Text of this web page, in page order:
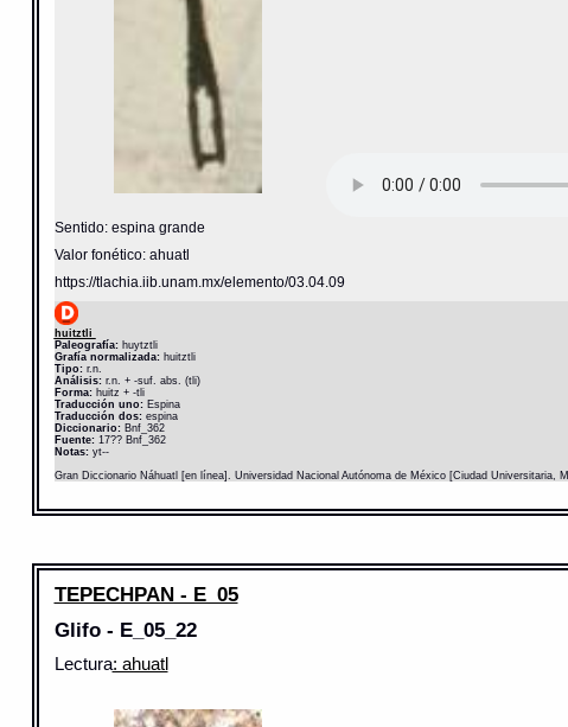
Sentido: espina grande
Valor fonético: ahuatl
https://tlachia.iib.unam.mx/elemento/03.04.09
huitztli
Paleografía:huytztli
Grafía normalizada:huitztli
Tipo:r.n.
Análisis:r.n. + -suf. abs. (tli)
Forma:huitz + -tli
Traducción uno:Espina
Traducción dos:espina
Diccionario: Bnf_362
Fuente:17?? Bnf_362
Notas:yt--
Gran Diccionario Náhuatl [en línea]. Universidad Nacional Autónoma de México [Ciudad
TEPECHPAN - E_05
Glifo - E_05_22
Lectura: ahuatl